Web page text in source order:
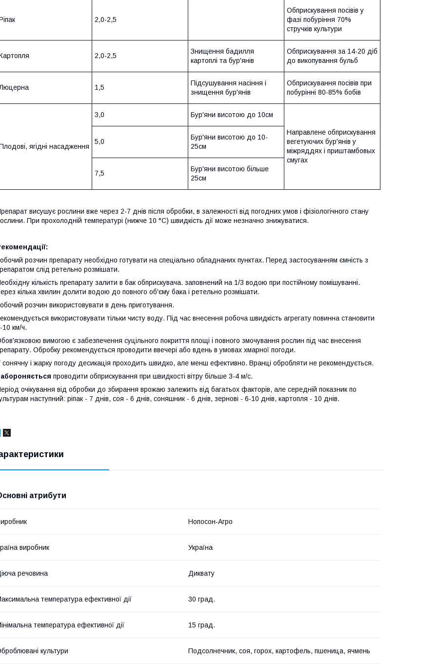
2,0-2,5
Обприскування посівів у
фазі побуріння 70%
стручків культури
2,0-2,5
Знищення бадилля
картоплі та бур'янів
Обприскування за 14-20 діб
до викопування бульб
1,5
Підсушування насіння і
знищення бур'янів
Обприскування посівів при
побурінні 80-85% бобів
ягідні насадження
3,0 Бур'яни висотою до 10см
Направлене обприскування
вегетуючих бур'янів у
міжряддях і приштамбовых
смугах
5,0
Бур'яни висотою до 10-
25см
7,5
Бур'яни висотою більше
25см
висушує рослини вже через 2-7 днів після обробки, в залежності від погодних умов і фізіологічного стану
При прохолодній температурі (нижче 10 °С) швидкість дії може незначно знижуватися.
розчин препарату необхідно готувати на спеціально обладнаних пунктах. Перед застосуванням ємність з
слід ретельно розмішати.
кількість препарату залити в бак обприскувача. заповнений на 1/3 водою при постійному помішуванні.
кілька хвилин долити водою до повного об'єму бака і ретельно розмішати.
розчин використовувати в день приготування.
використовувати тільки чисту воду. Під час внесення робоча швидкість агрегату повинна становити
10 км/ч.
вимогою є забезпечення суцільного покриття площі і повного змочування рослин під час внесення
Обробку рекомендується проводити ввечері або вдень в умовах хмарної погоди.
сонячну і жарку погоду десикація проходить швидко, але менш ефективно. Вранці обробляти не рекомендується.
проводити обприскування при швидкості вітру більше 3-4 м/с.
очікування від обробки до збирання врожаю залежить від багатьох факторів, але середній показник по
наступний: ріпак - 7 днів, соя - 6 днів, соняшник - 6 днів, зернові - 6-10 днів, картопля - 10 днів.
атрибути
Нопосон-Агро
виробник Україна
речовина Диквату
температура ефективної дії 30 град.
температура ефективної дії 15 град.
культури Подсолнечник, соя, горох, картофель, пшеница, ячмень